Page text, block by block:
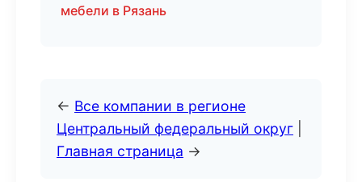
мебели в Рязань
← Все компании в регионе
Центральный федеральный округ
Главная страница →